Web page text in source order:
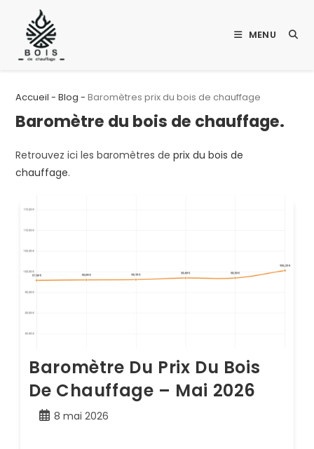
content
MENU
Accueil -Blog -Baromètres prix du bois de chauffage
Baromètre du bois de chauffage.
Retrouvez ici les baromètres deprix du bois de
chauffage.
Baromètre Du Prix Du Bois
De Chauffage – Mai 2026
Publication
8 mai 2026